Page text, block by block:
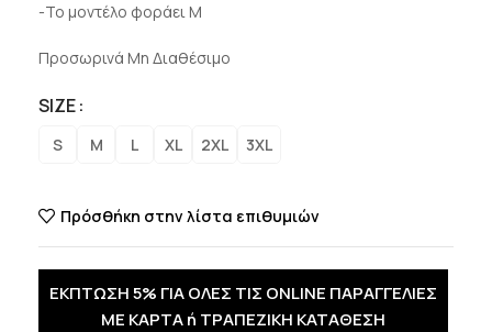
-Το μοντέλο φοράει M
Προσωρινά Μη Διαθέσιμο
SIZE
S M L XL 2XL 3XL
Πρόσθήκη στην λίστα επιθυμιών
ΕΚΠΤΩΣΗ 5% ΓΙΑ ΟΛΕΣ ΤΙΣ ONLINE ΠΑΡΑΓΓΕΛΙΕΣ
ΜΕ ΚΑΡΤΑ ή ΤΡΑΠΕΖΙΚΗ ΚΑΤΑΘΕΣΗ